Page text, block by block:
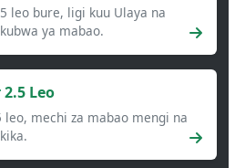
leo bure, ligi kuu Ulaya na
ya mabao.
Leo
mechi za mabao mengi na